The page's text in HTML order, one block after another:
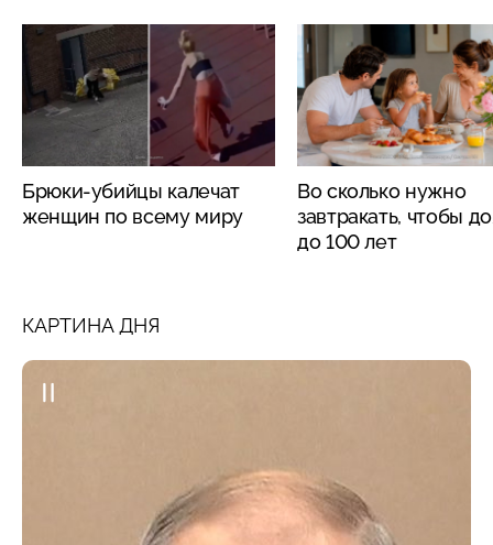
Брюки-убийцы калечат
женщин по всему миру
Во сколько нужно
завтракать, чтобы
до 100 лет
КАРТИНА ДНЯ